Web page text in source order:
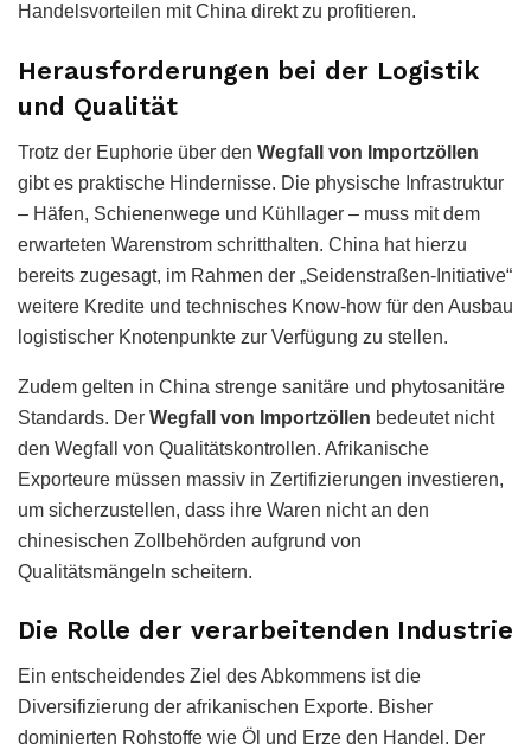
Handelsvorteilen mit China direkt zu profitieren.
Herausforderungen bei der Logistik
und Qualität
Trotz der Euphorie über den Wegfall von Importzöllen
gibt es praktische Hindernisse. Die physische Infrastruktur
– Häfen, Schienenwege und Kühllager – muss mit dem
erwarteten Warenstrom schritthalten. China hat hierzu
bereits zugesagt, im Rahmen der „Seidenstraßen-Initiative“
weitere Kredite und technisches Know-how für den Ausbau
logistischer Knotenpunkte zur Verfügung zu stellen.
Zudem gelten in China strenge sanitäre und phytosanitäre
Standards. Der Wegfall von Importzöllen bedeutet nicht
den Wegfall von Qualitätskontrollen. Afrikanische
Exporteure müssen massiv in Zertifizierungen investieren,
um sicherzustellen, dass ihre Waren nicht an den
chinesischen Zollbehörden aufgrund von
Qualitätsmängeln scheitern.
Die Rolle der verarbeitenden Industrie
Ein entscheidendes Ziel des Abkommens ist die
Diversifizierung der afrikanischen Exporte. Bisher
dominierten Rohstoffe wie Öl und Erze den Handel. Der